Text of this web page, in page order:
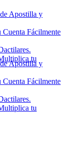
Apostilla y
Fácilmente
tu
Apostilla y
Fácilmente
tu